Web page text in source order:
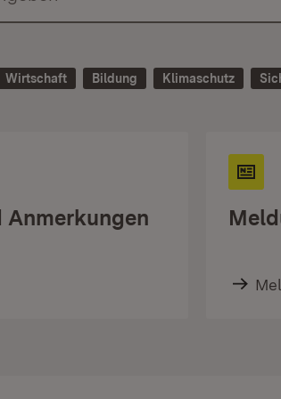
Wirtschaft Bildung Klimaschutz
Anmerkungen